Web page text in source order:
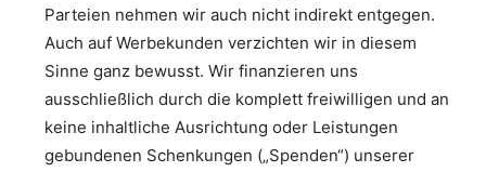
Parteien nehmen wir auch nicht indirekt entgegen.
Auch auf Werbekunden verzichten wir in diesem
Sinne ganz bewusst. Wir finanzieren uns
ausschließlich durch die komplett freiwilligen und an
keine inhaltliche Ausrichtung oder Leistungen
gebundenen Schenkungen („Spenden“) unserer